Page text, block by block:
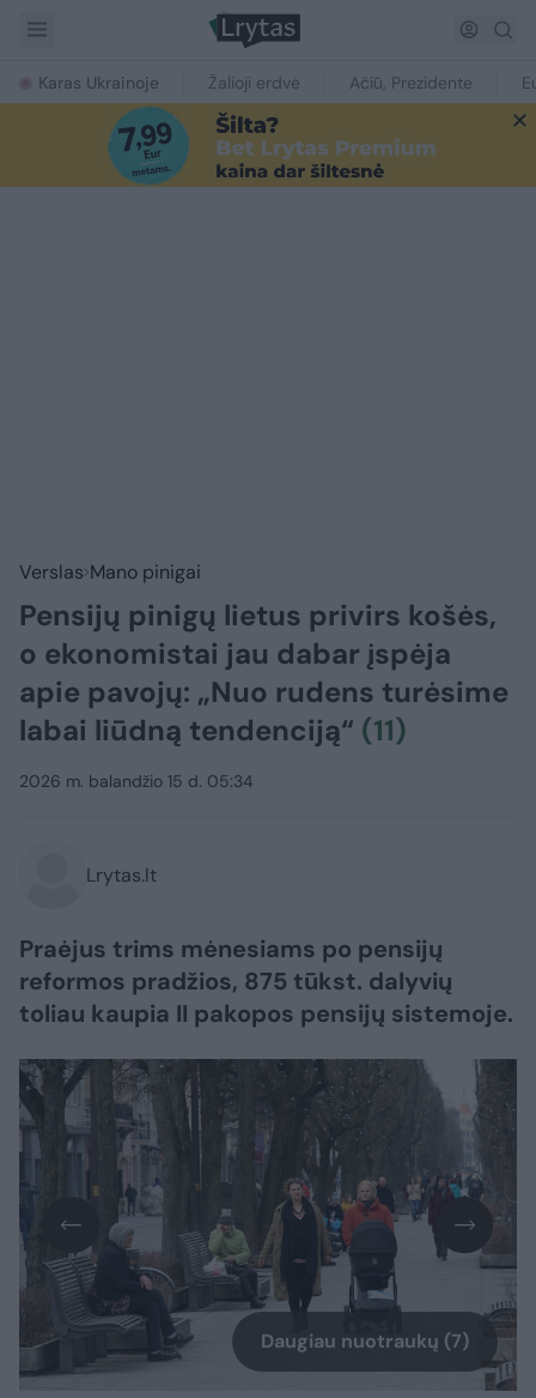
Karas Ukrainoje Žalioji erdvė Ačiū, Prezidente
Verslas Mano pinigai
Pensijų pinigų lietus privirs košės,
o ekonomistai jau dabar įspėja
apie pavojų: „Nuo rudens turėsime
labai liūdną tendenciją“ (11)
2026 m. balandžio 15 d. 05:34
Lrytas.lt
Praėjus trims mėnesiams po pensijų
reformos pradžios, 875 tūkst. dalyvių
toliau kaupia II pakopos pensijų sistemoje.
Daugiau nuotraukų (7)